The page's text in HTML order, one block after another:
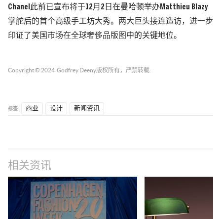
Chanel此前已宣布将于12月2日在曼哈顿举办Matthieu Blazy
掌舵后的首个高级手工坊大秀。两大巨头接连造访，进一步
印证了美国市场在全球奢侈品版图中的关键地位。
Copyright © 2024 Godfrey Deeny版权所有，严禁转载.
标签 : 商业 设计 新闻资讯
相关资讯